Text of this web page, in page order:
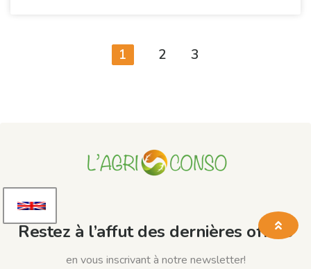
1 2 3
Restez à l’affut des dernières offres
en vous inscrivant à notre newsletter!